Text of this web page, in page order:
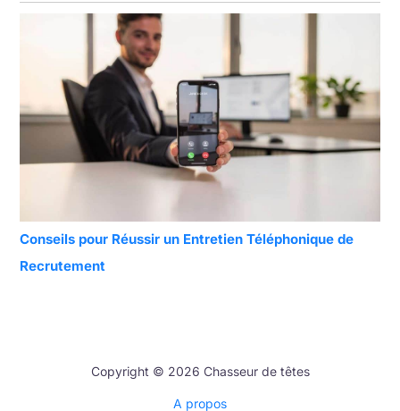
Conseils pour Réussir un Entretien Téléphonique de
Recrutement
Copyright © 2026 Chasseur de têtes
A propos